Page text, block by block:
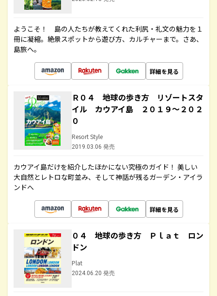
ようこそ！ 島の人たちが教えてくれた利尻・礼文の魅力を１
冊に凝縮。絶景スポットから遊び方、カルチャーまで。さあ、
島旅へ。
詳細を見る
Ｒ０４ 地球の歩き方 リゾートスタ
イル カウアイ島 ２０１９～２０２
０
Resort Style
2019.03.06 発売
カウアイ島だけを紹介したほかにない究極のガイド！ 美しい
大自然とレトロな町並み、そして神話が残るガーデン・アイラ
ンドへ
詳細を見る
０４ 地球の歩き方 Ｐｌａｔ ロン
ドン
Plat
2024.06.20 発売